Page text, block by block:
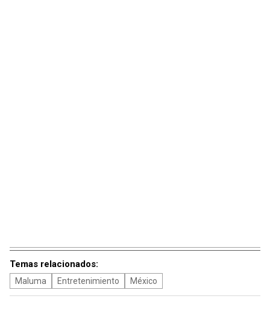
Temas relacionados:
Maluma Entretenimiento México